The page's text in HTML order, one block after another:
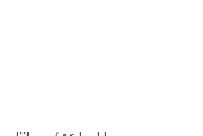
kan afwijken van